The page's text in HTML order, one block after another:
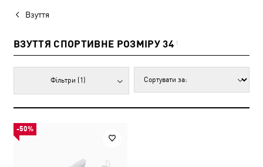
Взуття
ВЗУТТЯ СПОРТИВНЕ РОЗМІРУ 34 1
Фільтри (1)
-50%